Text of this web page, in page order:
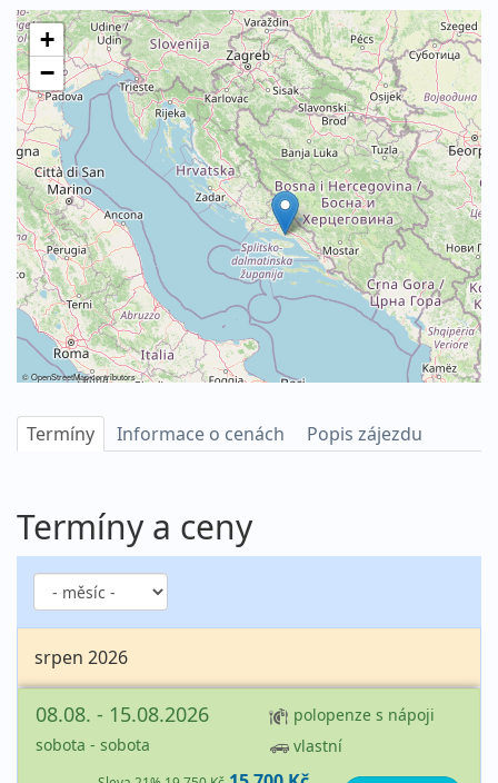
+
−
©OpenStreetMapcontributors
Termíny Informace o cenách Popis zájezdu
Termíny a ceny
srpen 2026
08.08. - 15.08.2026
sobota - sobota
polopenze s nápoji
vlastní